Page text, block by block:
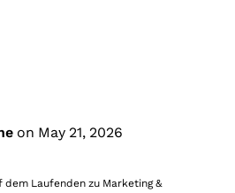
on May 21, 2026
dem Laufenden zu Marketing &